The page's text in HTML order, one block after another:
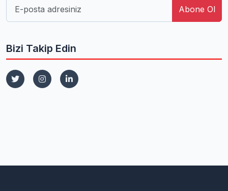
Abone Ol
Bizi Takip Edin